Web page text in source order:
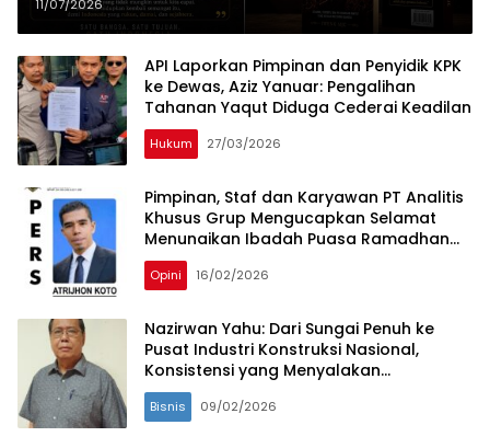
11/07/2026
API Laporkan Pimpinan dan Penyidik KPK
ke Dewas, Aziz Yanuar: Pengalihan
Tahanan Yaqut Diduga Cederai Keadilan
Hukum 27/03/2026
Pimpinan, Staf dan Karyawan PT Analitis
Khusus Grup Mengucapkan Selamat
Menunaikan Ibadah Puasa Ramadhan
1447 H
Opini 16/02/2026
Nazirwan Yahu: Dari Sungai Penuh ke
Pusat Industri Konstruksi Nasional,
Konsistensi yang Menyalakan
Perusahaan
Bisnis 09/02/2026